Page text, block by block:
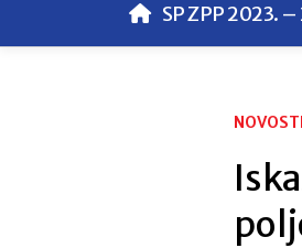
SP ZPP 2023.
NOVOSTI